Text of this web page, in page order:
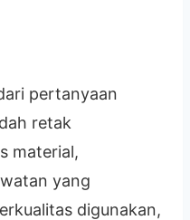
pertanyaan
retak
material,
yang
digunakan,